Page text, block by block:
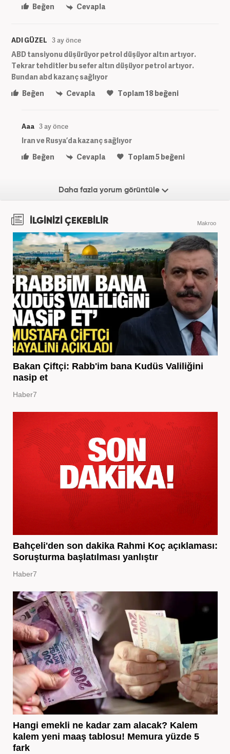
Beğen Cevapla
ADI GÜZEL 3 ay önce
ABD tansiyonu düşürüyor petrol düşüyor altın artıyor.
Tekrar tehditler bu sefer altın düşüyor petrol artıyor.
Bundan abd kazanç sağlıyor
Beğen
Cevapla Toplam18beğeni
Aaa 3 ay önce
Iran ve Rusya’da kazanç sağlıyor
Beğen
Cevapla Toplam5beğeni
Daha fazla yorum görüntüle
İLGİNİZİ ÇEKEBİLİR Makroo
Bakan Çiftçi: Rabb'im bana Kudüs Valiliğini
nasip et
Haber7
Bahçeli'den son dakika Rahmi Koç açıklaması:
Soruşturma başlatılması yanlıştır
Haber7
Hangi emekli ne kadar zam alacak? Kalem
kalem yeni maaş tablosu! Memura yüzde 5
fark